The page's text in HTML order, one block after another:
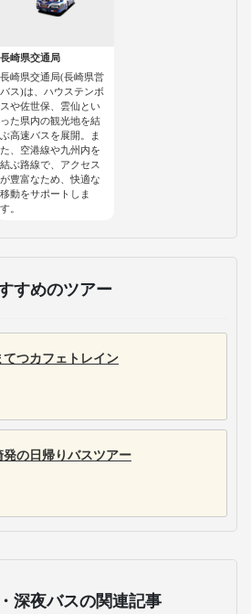
長崎県交通局
長崎県交通局(長崎県営
バス)は、ハウステンボ
スや佐世保、雲仙とい
った県内の観光地を結
ぶ高速バスを展開。ま
た、空港線や九州内を
結ぶ路線で、アクセス
が豊富なため、快適な
移動をサポートしま
す。
すめのツアー
てつカフェトレイン
発の日帰りバスツアー
深夜バスの関連記事